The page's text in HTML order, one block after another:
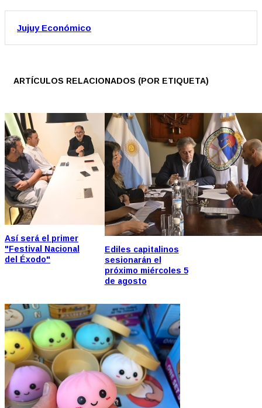
Jujuy Económico
ARTÍCULOS RELACIONADOS (POR ETIQUETA)
Así será el primer
"Festival Nacional
del Éxodo"
Ediles capitalinos
sesionarán el
próximo miércoles 5
de agosto